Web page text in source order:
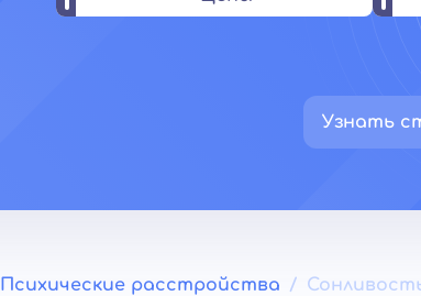
Узнать
Психические расстройства